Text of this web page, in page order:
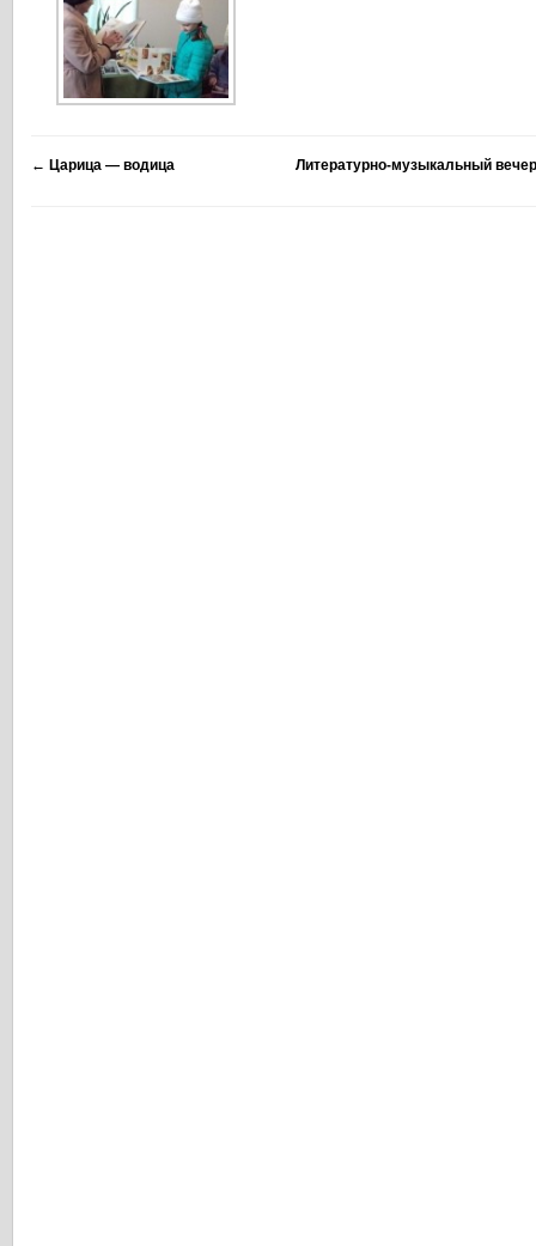
← Царица — водица Литературно-музыкальный